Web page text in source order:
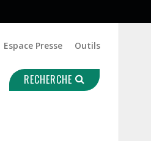
Espace Presse Outils
RECHERCHE